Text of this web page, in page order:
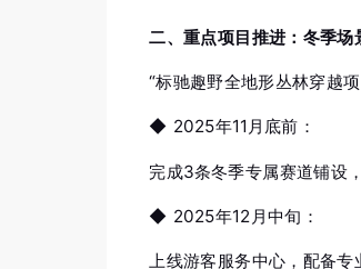
二、重点项目推进：冬季
“标驰趣野全地形丛林穿越
◆ 2025年11月底前：
完成3条冬季专属赛道铺设
◆ 2025年12月中旬：
上线游客服务中心，配备专